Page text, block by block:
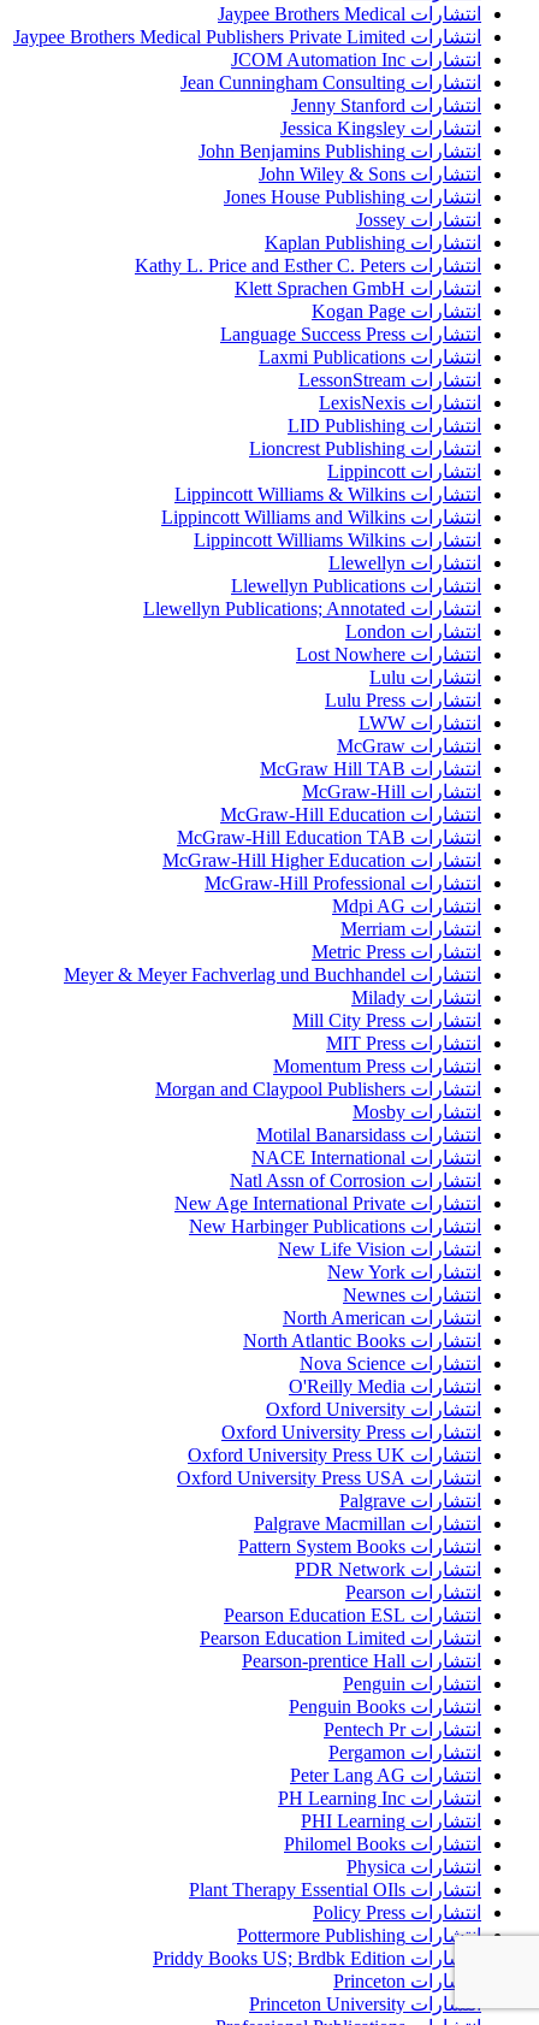
انتشارات Jaypee Brothers Medical
انتشارات Jaypee Brothers Medical Publishers Private Limited
انتشارات JCOM Automation Inc
انتشارات Jean Cunningham Consulting
انتشارات Jenny Stanford
انتشارات Jessica Kingsley
انتشارات John Benjamins Publishing
انتشارات John Wiley & Sons
انتشارات Jones House Publishing
انتشارات Jossey
انتشارات Kaplan Publishing
انتشارات Kathy L. Price and Esther C. Peters
انتشارات Klett Sprachen GmbH
انتشارات Kogan Page
انتشارات Language Success Press
انتشارات Laxmi Publications
انتشارات LessonStream
انتشارات LexisNexis
انتشارات LID Publishing
انتشارات Lioncrest Publishing
انتشارات Lippincott
انتشارات Lippincott Williams & Wilkins
انتشارات Lippincott Williams and Wilkins
انتشارات Lippincott Williams Wilkins
انتشارات Llewellyn
انتشارات Llewellyn Publications
انتشارات Llewellyn Publications; Annotated
انتشارات London
انتشارات Lost Nowhere
انتشارات Lulu
انتشارات Lulu Press
انتشارات LWW
انتشارات McGraw
انتشارات McGraw Hill TAB
انتشارات McGraw-Hill
انتشارات McGraw-Hill Education
انتشارات McGraw-Hill Education TAB
انتشارات McGraw-Hill Higher Education
انتشارات McGraw-Hill Professional
انتشارات Mdpi AG
انتشارات Merriam
انتشارات Metric Press
انتشارات Meyer & Meyer Fachverlag und Buchhandel
انتشارات Milady
انتشارات Mill City Press
انتشارات MIT Press
انتشارات Momentum Press
انتشارات Morgan and Claypool Publishers
انتشارات Mosby
انتشارات Motilal Banarsidass
انتشارات NACE International
انتشارات Natl Assn of Corrosion
انتشارات New Age International Private
انتشارات New Harbinger Publications
انتشارات New Life Vision
انتشارات New York
انتشارات Newnes
انتشارات North American
انتشارات North Atlantic Books
انتشارات Nova Science
انتشارات O'Reilly Media
انتشارات Oxford University
انتشارات Oxford University Press
انتشارات Oxford University Press UK
انتشارات Oxford University Press USA
انتشارات Palgrave
انتشارات Palgrave Macmillan
انتشارات Pattern System Books
انتشارات PDR Network
انتشارات Pearson
انتشارات Pearson Education ESL
انتشارات Pearson Education Limited
انتشارات Pearson-prentice Hall
انتشارات Penguin
انتشارات Penguin Books
انتشارات Pentech Pr
انتشارات Pergamon
انتشارات Peter Lang AG
انتشارات PH Learning Inc
انتشارات PHI Learning
انتشارات Philomel Books
انتشارات Physica
انتشارات Plant Therapy Essential OIls
انتشارات Policy Press
انتشارات Pottermore Publishing
انتشارات Priddy Books US; Brdbk Edition
انتشارات Princeton
انتشارات Princeton University